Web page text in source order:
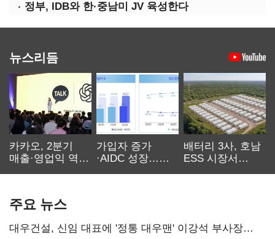
정부, IDB와 한·중남미 JV 육성한다
뉴스리듬
카카오, 2분기
매출·영업익 역대
가입자 증가
·AIDC 성장…
배터리 3사, 호남
ESS 시장서
주요 뉴스
대우건설, 신임 대표에 '정통 대우맨' 이강석 부사장